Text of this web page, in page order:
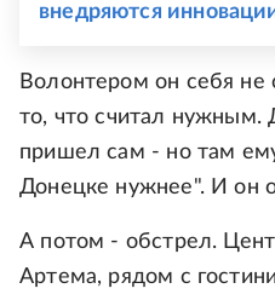
внедряются
Волонтером он себя не
то, что считал нужным.
пришел сам - но там
Донецке нужнее". И он
А потом - обстрел.
Артема, рядом с